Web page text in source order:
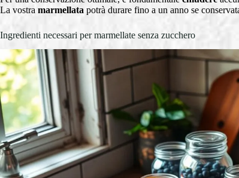
La vostra marmellata potrà durare fino a un anno se
Ingredienti necessari per marmellate senza zucchero